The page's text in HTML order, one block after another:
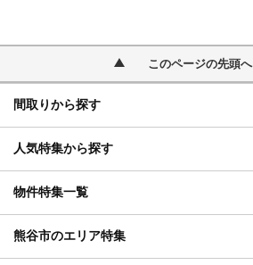
このページの先頭へ
間取りから探す
人気特集から探す
物件特集一覧
熊谷市のエリア特集